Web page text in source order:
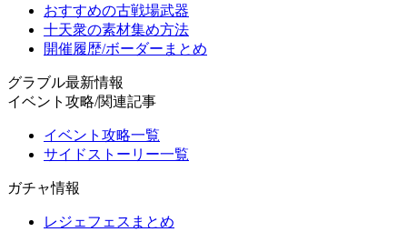
おすすめの古戦場武器
十天衆の素材集め方法
開催履歴/ボーダーまとめ
グラブル最新情報
イベント攻略/関連記事
イベント攻略一覧
サイドストーリー一覧
ガチャ情報
レジェフェスまとめ